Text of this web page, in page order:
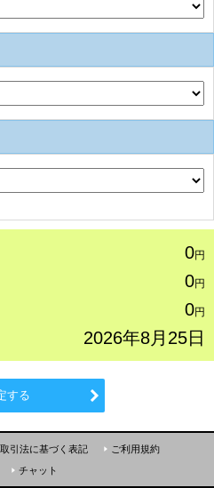
0円
0円
0円
2026年8月25日
する
引法に基づく表記
ご利用規約
チャット